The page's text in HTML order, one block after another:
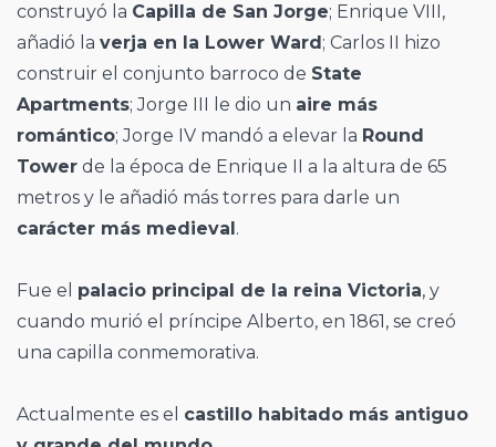
construyó la Capilla de San Jorge; Enrique VIII,
añadió la verja en la Lower Ward; Carlos II hizo
construir el conjunto barroco de State
Apartments; Jorge III le dio un aire más
romántico; Jorge IV mandó a elevar la Round
Tower de la época de Enrique II a la altura de 65
metros y le añadió más torres para darle un
carácter más medieval.
Fue el palacio principal de la reina Victoria, y
cuando murió el príncipe Alberto, en 1861, se creó
una capilla conmemorativa.
Actualmente es el castillo habitado más antiguo